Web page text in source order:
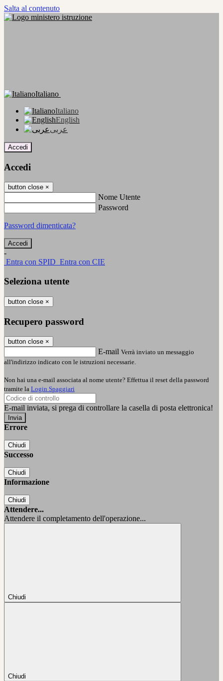
Salta al contenuto
Italiano
Italiano
English
عربى
Accedi
Accedi
button close ×
Nome Utente
Password
Password dimenticata?
-
Entra con SPID Entra con CIE
Seleziona utente
button close ×
Recupero password
button close ×
E-mail Verrà inviato un messaggio
all'indirizzo indicato con le istruzioni necessarie.
Non hai una e-mail associata al nome utente? Effettua il reset della password
tramite la Login Spaggiari
E-mail inviata, si prega di controllare la casella di posta elettronica!
Errore
Chiudi
Successo
Chiudi
Informazione
Chiudi
Attendere...
Attendere il completamento dell'operazione...
Chiudi
Chiudi